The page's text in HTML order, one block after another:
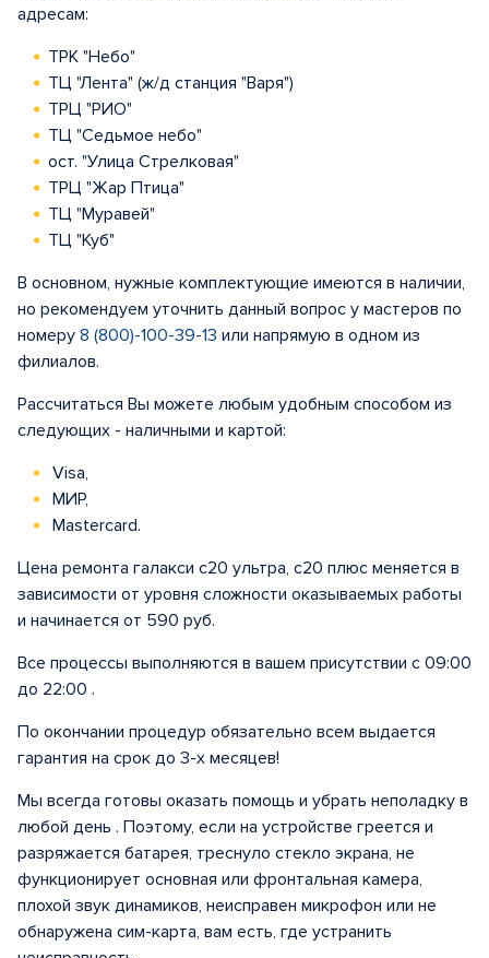
адресам:
ТРК "Небо"
ТЦ "Лента" (ж/д станция "Варя")
ТРЦ "РИО"
ТЦ "Седьмое небо"
ост. "Улица Стрелковая"
ТРЦ "Жар Птица"
ТЦ "Муравей"
ТЦ "Куб"
В основном, нужные комплектующие имеются в наличии,
но рекомендуем уточнить данный вопрос у мастеров по
номеру 8 (800)-100-39-13 или напрямую в одном из
филиалов.
Рассчитаться Вы можете любым удобным способом из
следующих - наличными и картой:
Visa,
МИР,
Mastercard.
Цена ремонта галакси с20 ультра, с20 плюс меняется в
зависимости от уровня сложности оказываемых работы
и начинается от 590 руб.
Все процессы выполняются в вашем присутствии с 09:00
до 22:00 .
По окончании процедур обязательно всем выдается
гарантия на срок до 3-х месяцев!
Мы всегда готовы оказать помощь и убрать неполадку в
любой день . Поэтому, если на устройстве греется и
разряжается батарея, треснуло стекло экрана, не
функционирует основная или фронтальная камера,
плохой звук динамиков, неисправен микрофон или не
обнаружена сим-карта, вам есть, где устранить